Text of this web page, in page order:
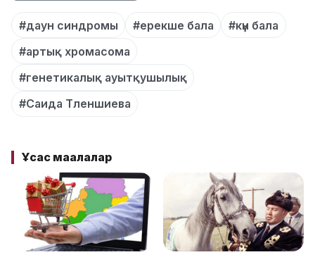
#даун синдромы #ерекше бала
#күн бала
#артық хромасома
#генетикалық ауытқушылық
#Саида Тленшиева
Ұқсас мақалалар